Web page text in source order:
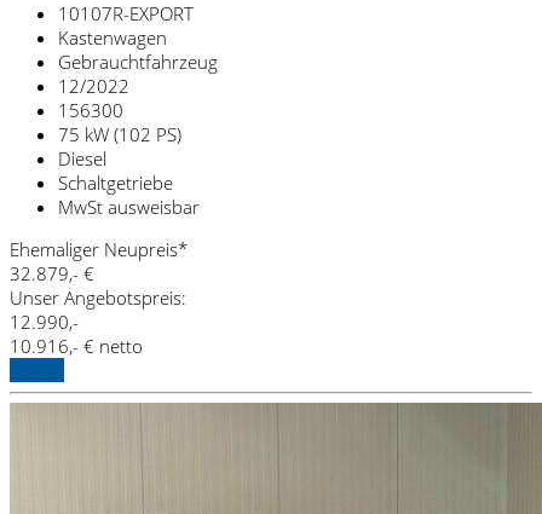
10107R-EXPORT
Kastenwagen
Gebrauchtfahrzeug
12/2022
156300
75 kW (102 PS)
Diesel
Schaltgetriebe
MwSt ausweisbar
Ehemaliger Neupreis*
32.879,- €
Unser Angebotspreis:
12.990,-
10.916,- € netto